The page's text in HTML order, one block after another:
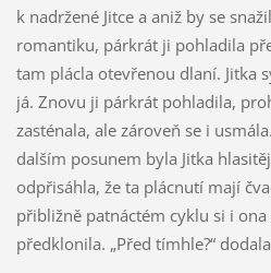
k nadržené Jitce a aniž by se
romantiku, párkrát ji pohladila
tam plácla otevřenou dlaní. Jitka
já. Znovu ji párkrát pohladila,
zasténala, ale zároveň se i
dalším posunem byla Jitka
odpřisáhla, že ta plácnutí mají
přibližně patnáctém cyklu si i ona
předklonila. „Před tímhle?“